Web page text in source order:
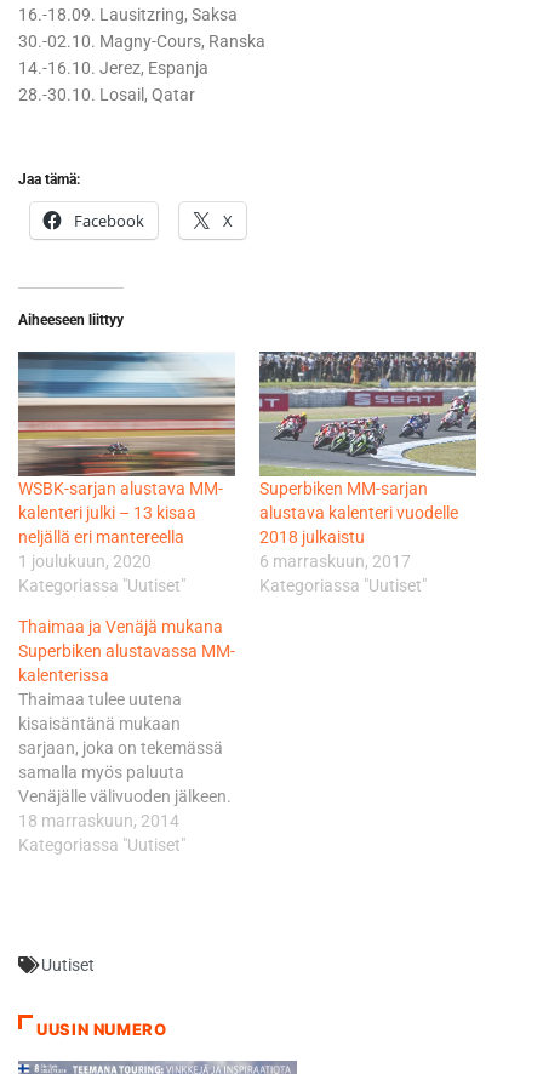
16.-18.09. Lausitzring, Saksa
30.-02.10. Magny-Cours, Ranska
14.-16.10. Jerez, Espanja
28.-30.10. Losail, Qatar
Jaa tämä:
Facebook X
Aiheeseen liittyy
WSBK-sarjan alustava MM-
kalenteri julki – 13 kisaa
neljällä eri mantereella
1 joulukuun, 2020
Kategoriassa "Uutiset"
Superbiken MM-sarjan
alustava kalenteri vuodelle
2018 julkaistu
6 marraskuun, 2017
Kategoriassa "Uutiset"
Thaimaa ja Venäjä mukana
Superbiken alustavassa MM-
kalenterissa
Thaimaa tulee uutena
kisaisäntänä mukaan
sarjaan, joka on tekemässä
samalla myös paluuta
Venäjälle välivuoden jälkeen.
Venäjän kisa Moskovassa
peruuntui päättyneellä
helmikuuta. Saariradalla
Thaimaa ja uusi Changin
rata odottavat vuoroaan
tasan kuukauden kuluttua,
18 marraskuun, 2014
Kategoriassa "Uutiset"
Uutiset
UUSIN NUMERO